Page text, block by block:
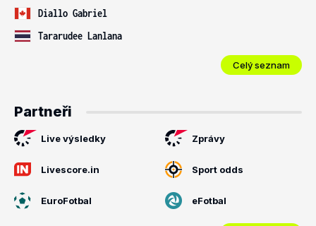
Diallo Gabriel
Tararudee Lanlana
Celý seznam
Partneři
Live výsledky Zprávy
Livescore.in Sport odds
EuroFotbal eFotbal